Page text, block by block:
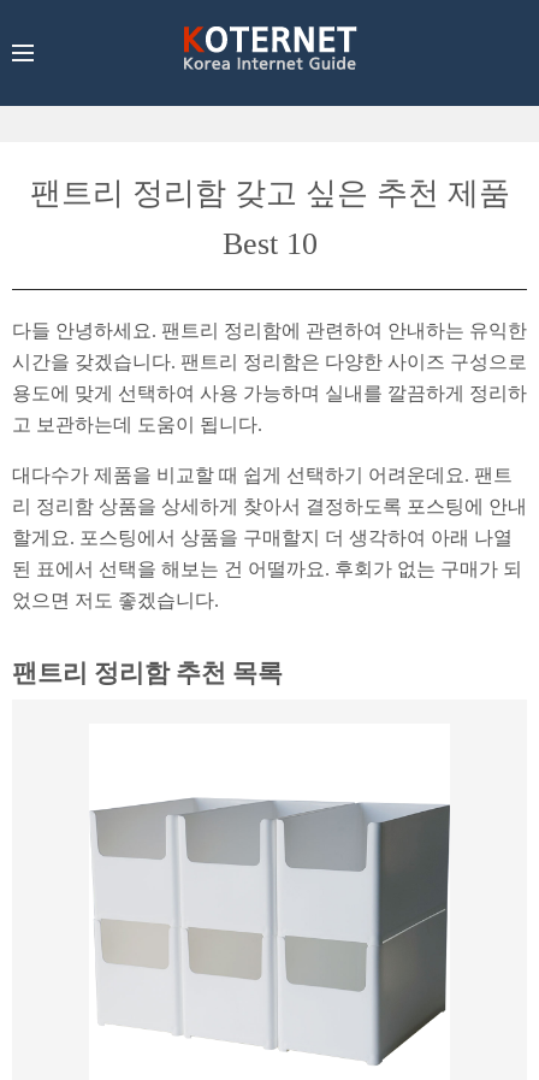
팬트리 정리함 갖고 싶은 추천 제품
Best 10
다들 안녕하세요. 팬트리 정리함에 관련하여 안내하는 유익한
시간을 갖겠습니다. 팬트리 정리함은 다양한 사이즈 구성으로
용도에 맞게 선택하여 사용 가능하며 실내를 깔끔하게 정리하
고 보관하는데 도움이 됩니다.
대다수가 제품을 비교할 때 쉽게 선택하기 어려운데요. 팬트
리 정리함 상품을 상세하게 찾아서 결정하도록 포스팅에 안내
할게요. 포스팅에서 상품을 구매할지 더 생각하여 아래 나열
된 표에서 선택을 해보는 건 어떨까요. 후회가 없는 구매가 되
었으면 저도 좋겠습니다.
팬트리 정리함 추천 목록